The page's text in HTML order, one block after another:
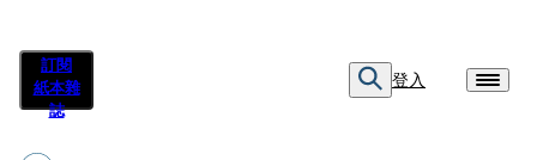
訂閱
紙本雜
誌
登入